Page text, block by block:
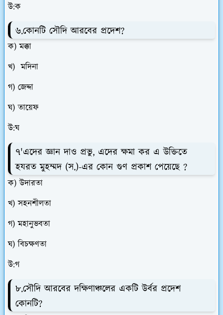
উ:ক
৬.কোনটি সৌদি আরবের প্রদেশ?
ক) মক্কা
খ) মদিনা
গ) জেদ্দা
ঘ) তায়েফ
উ:ঘ
৭'এদের জ্ঞান দাও প্রভু, এদের ক্ষমা কর এ উক্তিতে
হযরত মুহম্মদ (স.)-এর কোন গুণ প্রকাশ পেয়েছে ?
ক) উদারতা
খ) সহনশীলতা
গ) মহানুভবতা
ঘ) বিচক্ষণতা
উ:গ
৮.সৌদি আরবের দক্ষিণাঞ্চলের একটি উর্বর প্রদেশ
কোনটি?